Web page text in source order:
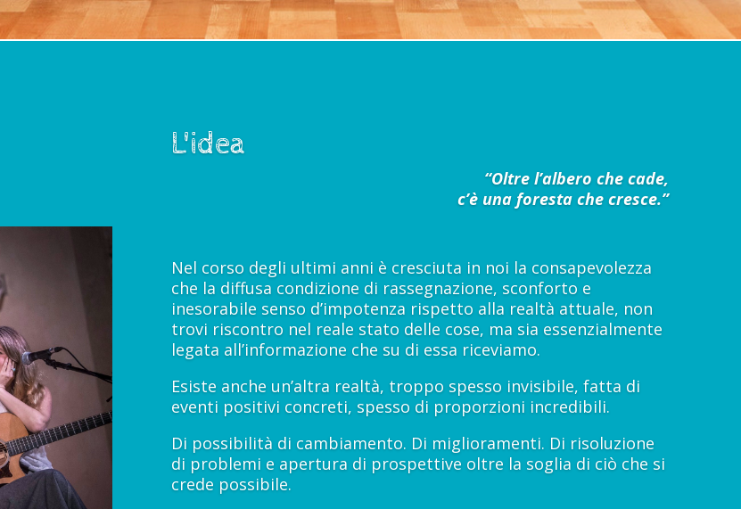
L'idea
“Oltre l’albero che cade,
c’è una foresta che cresce.”
Nel corso degli ultimi anni è cresciuta in noi la consapevolezza
che la diffusa condizione di rassegnazione, sconforto e
inesorabile senso d’impotenza rispetto alla realtà attuale, non
trovi riscontro nel reale stato delle cose, ma sia essenzialmente
legata all’informazione che su di essa riceviamo.
Esiste anche un’altra realtà, troppo spesso invisibile, fatta di
eventi positivi concreti, spesso di proporzioni incredibili.
Di possibilità di cambiamento. Di miglioramenti. Di risoluzione
di problemi e apertura di prospettive oltre la soglia di ciò che si
crede possibile.